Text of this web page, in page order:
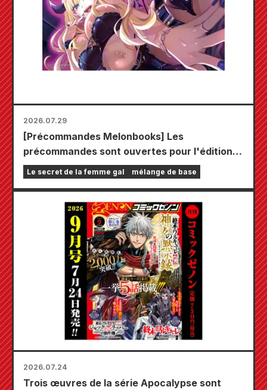
2026.07.29
[Précommandes Melonbooks] Les
précommandes sont ouvertes pour l'édition
limitée comprenant un tapis de jeu spécial
orné d'une magnifique illustration de Fuyuki
Secret of the Gal Bride » sortira le 20
Le secret de la femme gal mélange de base
2026.07.24
Trois œuvres de la série Apocalypse sont